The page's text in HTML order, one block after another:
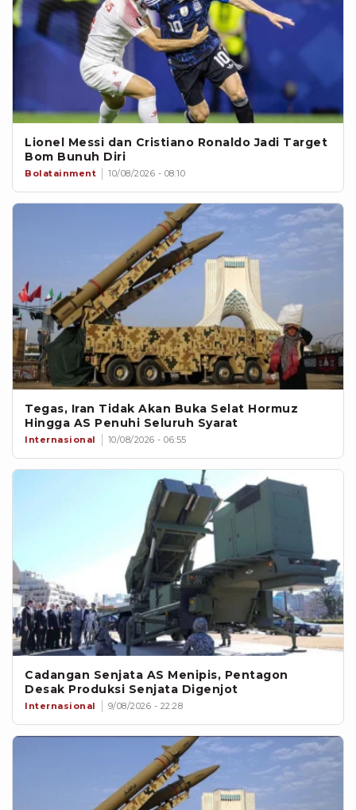
Lionel Messi dan Cristiano Ronaldo Jadi Target
Bom Bunuh Diri
Bolatainment 10/08/2026 - 08:10
Tegas, Iran Tidak Akan Buka Selat Hormuz
Hingga AS Penuhi Seluruh Syarat
Internasional 10/08/2026 - 06:55
Cadangan Senjata AS Menipis, Pentagon
Desak Produksi Senjata Digenjot
Internasional 9/08/2026 - 22:28